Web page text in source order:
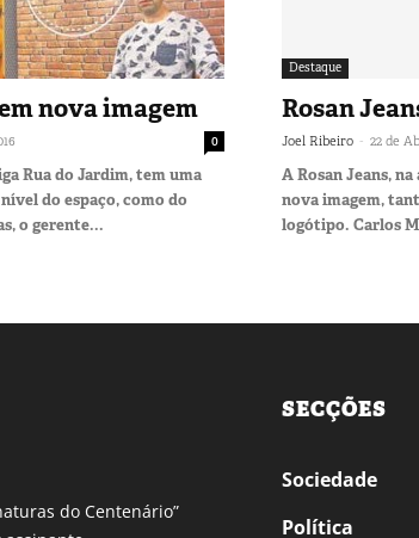
nova imagem
0
Rua do Jardim, tem uma
do espaço, como do
o gerente...
Destaque
Rosan
Joel Ribeiro - 22 de
A Rosan Jeans,
nova imagem,
logótipo. Carlos
do Centenário”
SECÇÕES
Sociedade
Política